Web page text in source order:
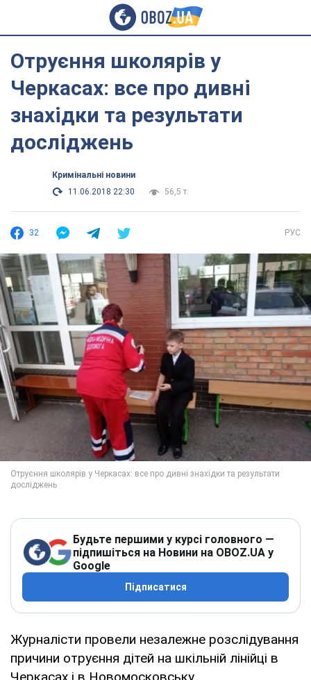
Отруєння школярів у
Черкасах: все про дивні
знахідки та результати
досліджень
Кримінальні новини
11.06.2018 22:30
56,5 т.
32 РУС
Будьте першими у курсі головного —
підпишіться на Новини на OBOZ.UA у
Google
Підписатися
Журналісти провели незалежне розслідування
причини отруєння дітей на шкільній лінійці в
Черкасах і в Новомосковську.